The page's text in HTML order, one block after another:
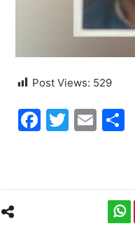
Post Views: 529
Facebook
Twitter